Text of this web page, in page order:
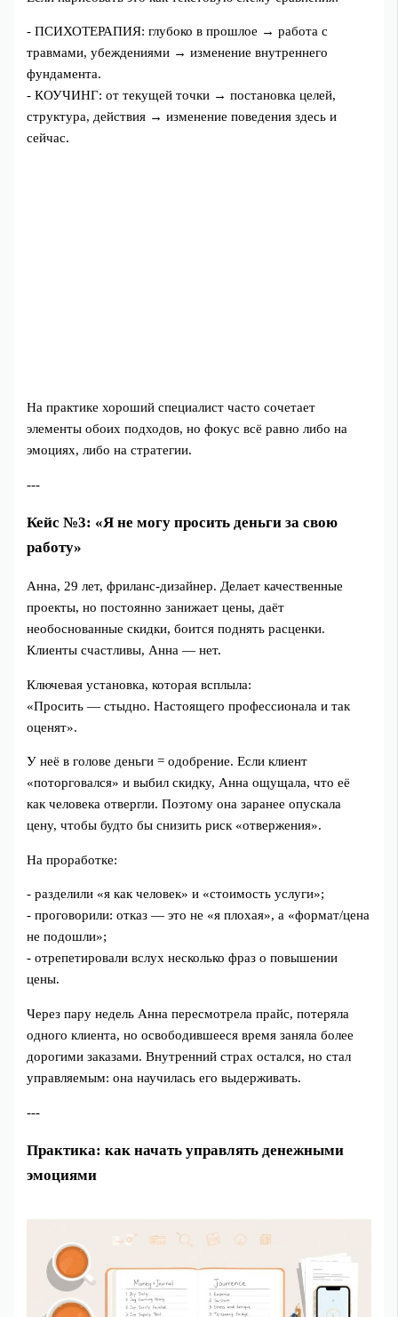
- ПСИХОТЕРАПИЯ: глубоко в прошлое → работа с
травмами, убеждениями → изменение внутреннего
фундамента.
- КОУЧИНГ: от текущей точки → постановка целей,
структура, действия → изменение поведения здесь и
сейчас.
На практике хороший специалист часто сочетает
элементы обоих подходов, но фокус всё равно либо на
эмоциях, либо на стратегии.
---
Кейс №3: «Я не могу просить деньги за свою
работу»
Анна, 29 лет, фриланс-дизайнер. Делает качественные
проекты, но постоянно занижает цены, даёт
необоснованные скидки, боится поднять расценки.
Клиенты счастливы, Анна — нет.
Ключевая установка, которая всплыла:
«Просить — стыдно. Настоящего профессионала и так
оценят».
У неё в голове деньги = одобрение. Если клиент
«поторговался» и выбил скидку, Анна ощущала, что её
как человека отвергли. Поэтому она заранее опускала
цену, чтобы будто бы снизить риск «отвержения».
На проработке:
- разделили «я как человек» и «стоимость услуги»;
- проговорили: отказ — это не «я плохая», а «формат/цена
не подошли»;
- отрепетировали вслух несколько фраз о повышении
цены.
Через пару недель Анна пересмотрела прайс, потеряла
одного клиента, но освободившееся время заняла более
дорогими заказами. Внутренний страх остался, но стал
управляемым: она научилась его выдерживать.
---
Практика: как начать управлять денежными
эмоциями